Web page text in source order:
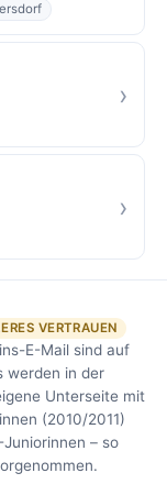
›
›
VERTRAUEN
E-Mail sind auf
werden in der
Unterseite mit
(2010/2011)
– so